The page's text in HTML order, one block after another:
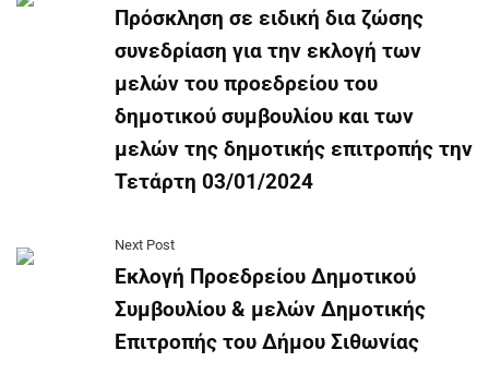
Πρόσκληση σε ειδική δια ζώσης
συνεδρίαση για την εκλογή των
μελών του προεδρείου του
δημοτικού συμβουλίου και των
μελών της δημοτικής επιτροπής την
Τετάρτη 03/01/2024
Next Post
Εκλογή Προεδρείου Δημοτικού
Συμβουλίου & μελών Δημοτικής
Επιτροπής του Δήμου Σιθωνίας